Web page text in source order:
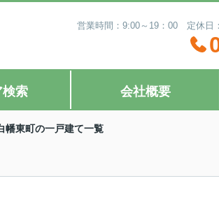
営業時間：9:00～19：00 定休日
検索 会社概要
幡東町の一戸建て一覧